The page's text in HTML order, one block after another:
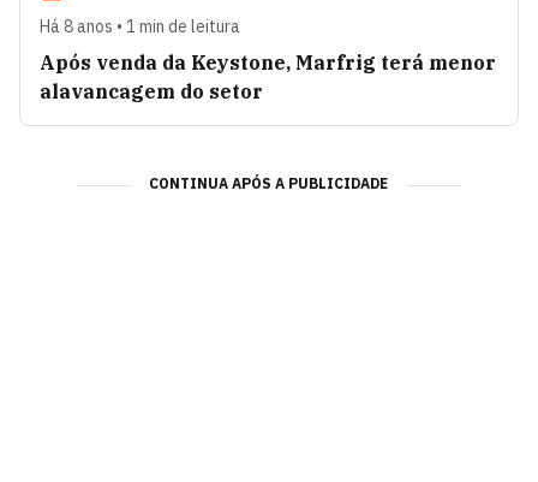
Há 8 anos • 1 min de leitura
Após venda da Keystone, Marfrig terá menor
alavancagem do setor
CONTINUA APÓS A PUBLICIDADE